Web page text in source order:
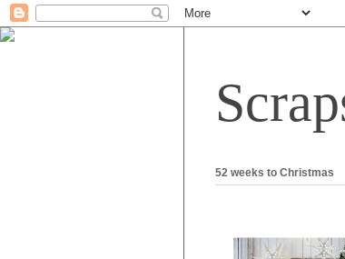
52 weeks to Christmas